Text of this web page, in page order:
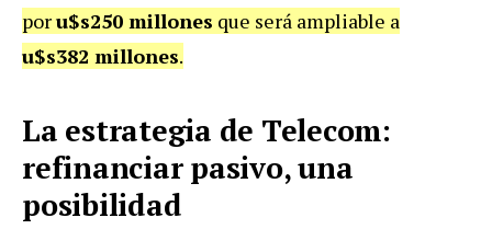
poru$s250 millones que será ampliable a
u$s382 millones.
La estrategia de Telecom:
refinanciar pasivo, una
posibilidad